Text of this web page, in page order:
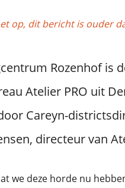
op, dit bericht is ouder
Rozenhof is
Atelier PRO uit
Careyn-
directeur van
we deze horde nu